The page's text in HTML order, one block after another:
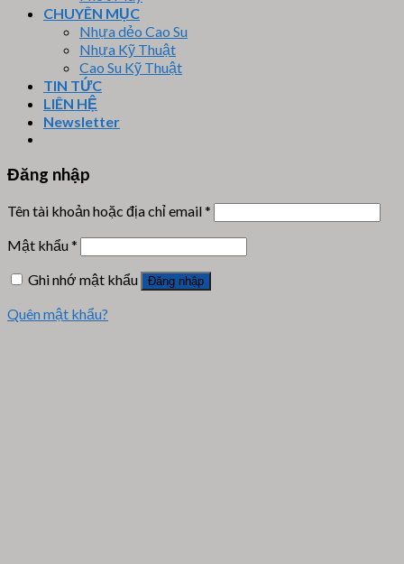
CHUYÊN MỤC
Nhựa dẻo Cao Su
Nhựa Kỹ Thuật
Cao Su Kỹ Thuật
TIN TỨC
LIÊN HỆ
Newsletter
Đăng nhập
Tên tài khoản hoặc địa chỉ email*
Mật khẩu*
Ghi nhớ mật khẩu
Đăng nhập
Quên mật khẩu?